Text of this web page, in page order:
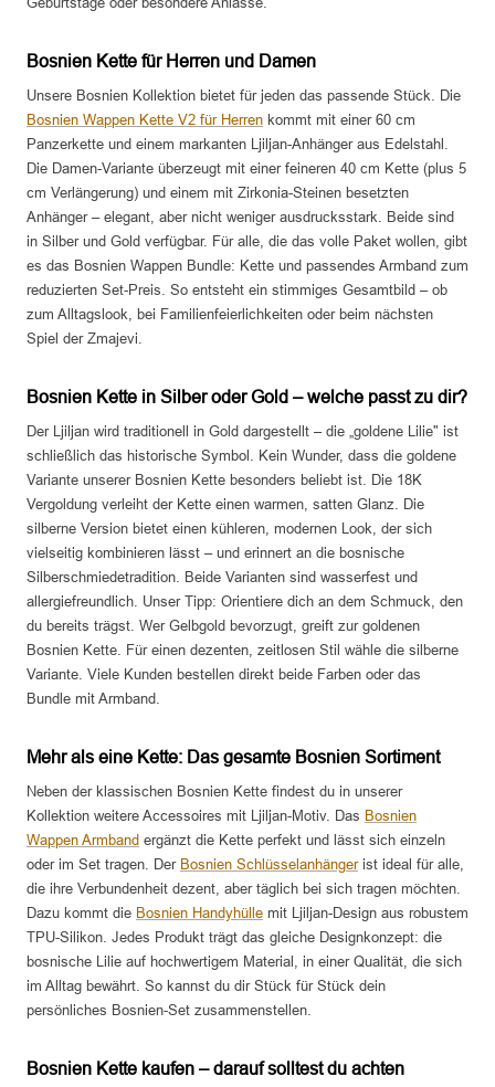
Bosnien Kette für Herren und Damen
Unsere Bosnien Kollektion bietet für jeden das passende Stück. Die
Bosnien Wappen Kette V2 für Herren kommt mit einer 60 cm
Panzerkette und einem markanten Ljiljan-Anhänger aus Edelstahl.
Die Damen-Variante überzeugt mit einer feineren 40 cm Kette (plus 5
cm Verlängerung) und einem mit Zirkonia-Steinen besetzten
Anhänger – elegant, aber nicht weniger ausdrucksstark. Beide sind
in Silber und Gold verfügbar. Für alle, die das volle Paket wollen, gibt
es das Bosnien Wappen Bundle: Kette und passendes Armband zum
reduzierten Set-Preis. So entsteht ein stimmiges Gesamtbild – ob
zum Alltagslook, bei Familienfeierlichkeiten oder beim nächsten
Spiel der Zmajevi.
Bosnien Kette in Silber oder Gold – welche passt zu dir?
Der Ljiljan wird traditionell in Gold dargestellt – die „goldene Lilie" ist
schließlich das historische Symbol. Kein Wunder, dass die goldene
Variante unserer Bosnien Kette besonders beliebt ist. Die 18K
Vergoldung verleiht der Kette einen warmen, satten Glanz. Die
silberne Version bietet einen kühleren, modernen Look, der sich
vielseitig kombinieren lässt – und erinnert an die bosnische
Silberschmiedetradition. Beide Varianten sind wasserfest und
allergiefreundlich. Unser Tipp: Orientiere dich an dem Schmuck, den
du bereits trägst. Wer Gelbgold bevorzugt, greift zur goldenen
Bosnien Kette. Für einen dezenten, zeitlosen Stil wähle die silberne
Variante. Viele Kunden bestellen direkt beide Farben oder das
Bundle mit Armband.
Mehr als eine Kette: Das gesamte Bosnien Sortiment
Neben der klassischen Bosnien Kette findest du in unserer
Kollektion weitere Accessoires mit Ljiljan-Motiv. Das Bosnien
Wappen Armband ergänzt die Kette perfekt und lässt sich einzeln
oder im Set tragen. Der Bosnien Schlüsselanhängerist ideal für alle,
die ihre Verbundenheit dezent, aber täglich bei sich tragen möchten.
Dazu kommt die Bosnien Handyhülle mit Ljiljan-Design aus robustem
TPU-Silikon. Jedes Produkt trägt das gleiche Designkonzept: die
bosnische Lilie auf hochwertigem Material, in einer Qualität, die sich
im Alltag bewährt. So kannst du dir Stück für Stück dein
persönliches Bosnien-Set zusammenstellen.
Bosnien Kette kaufen – darauf solltest du achten